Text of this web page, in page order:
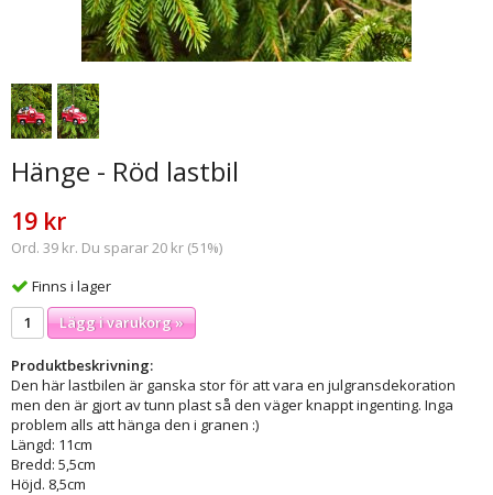
Hänge - Röd lastbil
19 kr
Ord. 39 kr. Du sparar 20 kr (51%)
Finns i lager
Lägg i varukorg »
Produktbeskrivning:
Den här lastbilen är ganska stor för att vara en julgransdekoration
men den är gjort av tunn plast så den väger knappt ingenting. Inga
problem alls att hänga den i granen :)
Längd: 11cm
Bredd: 5,5cm
Höjd. 8,5cm